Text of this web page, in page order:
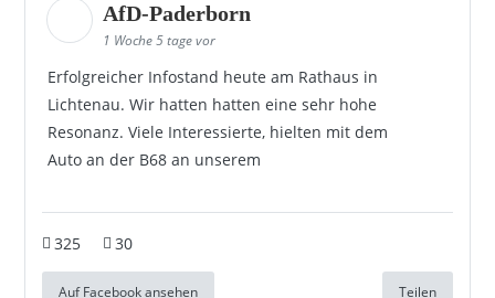
AfD-Paderborn
1 Woche 5 tage vor
Erfolgreicher Infostand heute am Rathaus in
Lichtenau. Wir hatten hatten eine sehr hohe
Resonanz. Viele Interessierte, hielten mit dem
Auto an der B68 an unserem
325 30
Auf Facebook ansehen Teilen